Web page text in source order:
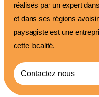
réalisés par un expert
et dans ses régions
paysagiste est une
cette localité.
Contactez nous